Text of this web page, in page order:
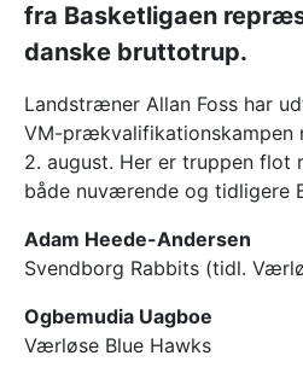
fra Basketligaen
danske bruttotrup.
Landstræner Allan Foss har
VM-prækvalifikationskampen
2. august. Her er truppen flot
både nuværende og tidligere
Adam Heede-Andersen
Svendborg Rabbits (tidl.
Ogbemudia Uagboe
Værløse Blue Hawks